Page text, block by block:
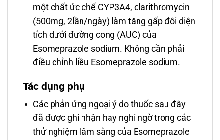
một chất ức chế CYP3A4, clarithromycin
(500mg, 2lần/ngày) làm tăng gấp đôi diện
tích dưới đường cong (AUC) của
Esomeprazole sodium. Không cần phải
điều chỉnh liều Esomeprazole sodium.
Tác dụng phụ
Các phản ứng ngoại ý do thuốc sau đây
đã được ghi nhận hay nghi ngờ trong các
thử nghiệm lâm sàng của Esomeprazole